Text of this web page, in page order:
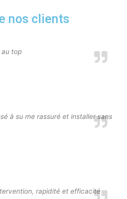
nos clients
au top
à su me rassuré et installer sans
rapidité et efficacité